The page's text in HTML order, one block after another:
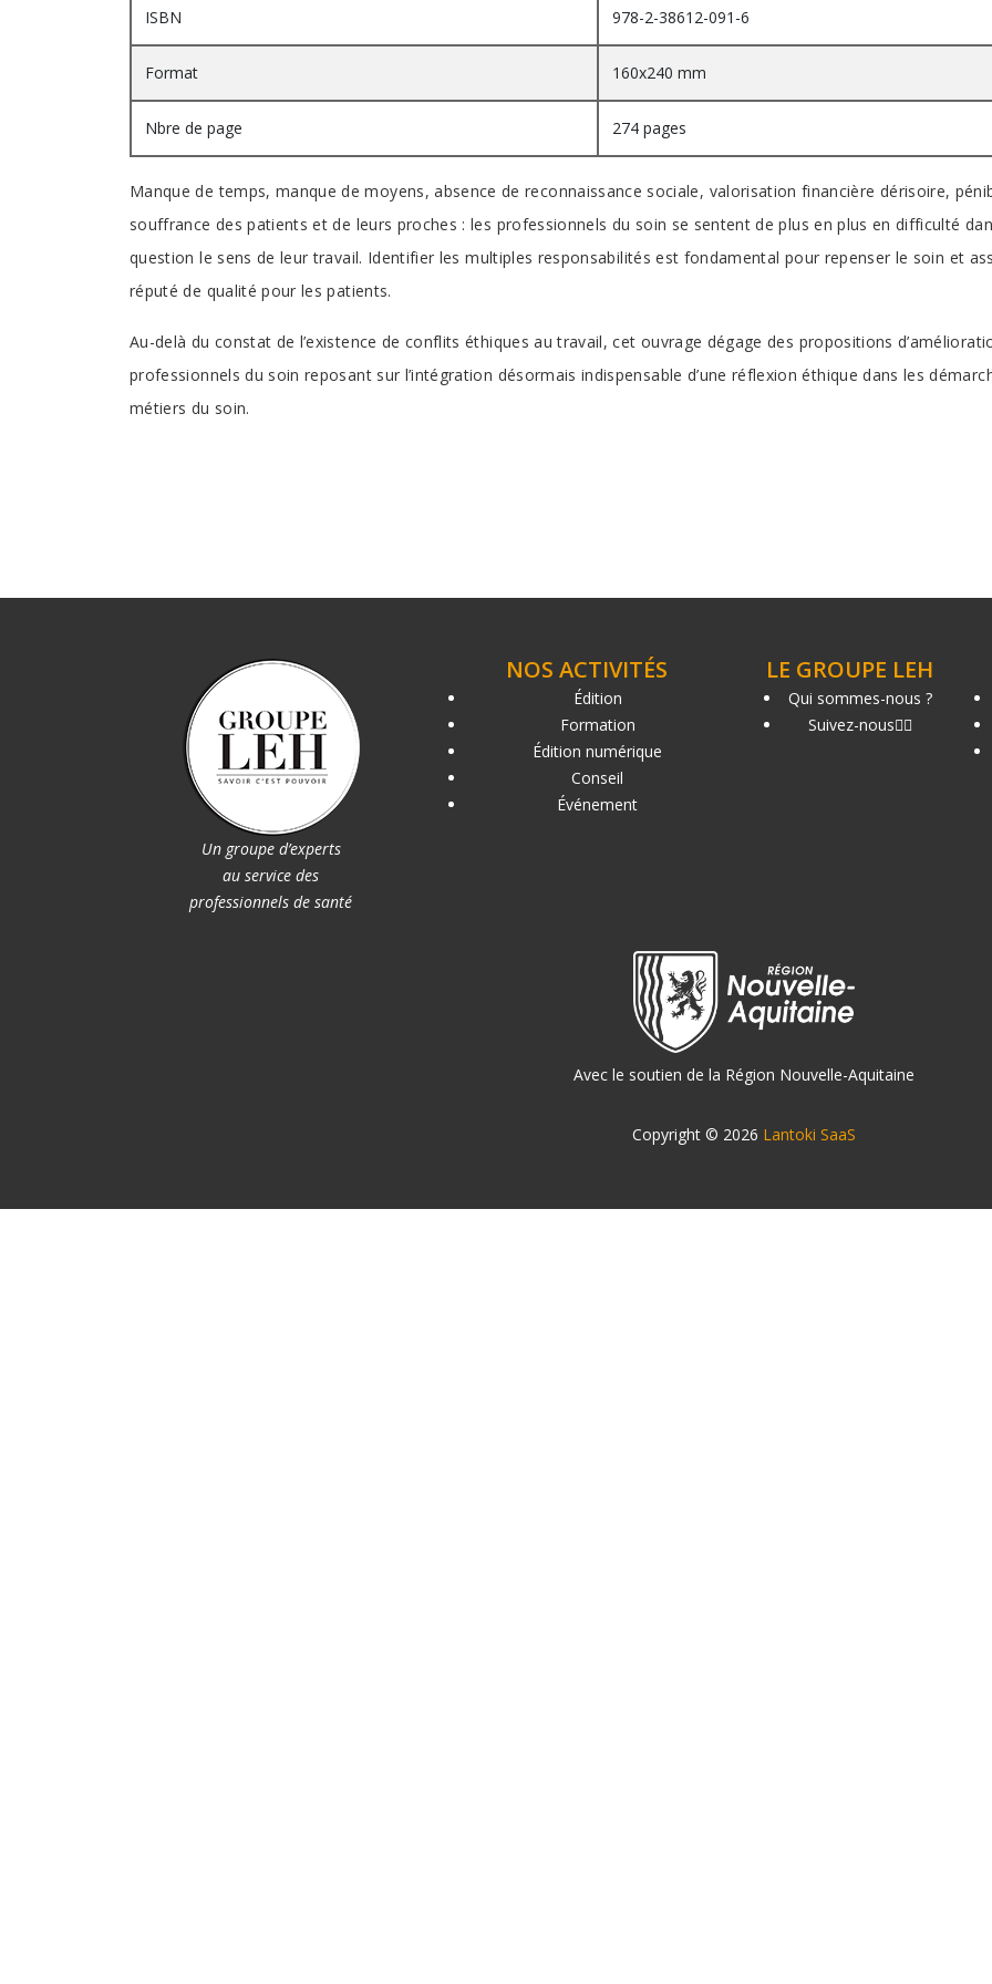
ISBN 978-2-38612-091-6
Format 160x240 mm
Nbre de page 274 pages
Manque de temps, manque de moyens, absence de reconnaissance sociale, valorisation financière dérisoire,
souffrance des patients et de leurs proches : les professionnels du soin se sentent de plus en plus en difficulté
question le sens de leur travail. Identifier les multiples responsabilités est fondamental pour repenser le soin et
réputé de qualité pour les patients.
Au-delà du constat de l’existence de conflits éthiques au travail, cet ouvrage dégage des propositions
professionnels du soin reposant sur l’intégration désormais indispensable d’une réflexion éthique dans les
métiers du soin.
Un groupe d’experts
au service des
professionnels de santé
NOS ACTIVITÉS
Édition
Formation
Édition numérique
Conseil
Événement
LE GROUPE LEH
Qui sommes-nous ?
Suivez-nous
Avec le soutien de la Région Nouvelle-Aquitaine
Copyright © 2026 Lantoki SaaS